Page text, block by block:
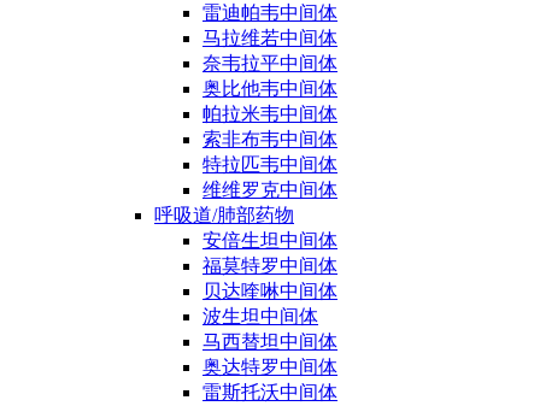
雷迪帕韦中间体
马拉维若中间体
奈韦拉平中间体
奥比他韦中间体
帕拉米韦中间体
索非布韦中间体
特拉匹韦中间体
维维罗克中间体
呼吸道/肺部药物
安倍生坦中间体
福莫特罗中间体
贝达喹啉中间体
波生坦中间体
马西替坦中间体
奥达特罗中间体
雷斯托沃中间体